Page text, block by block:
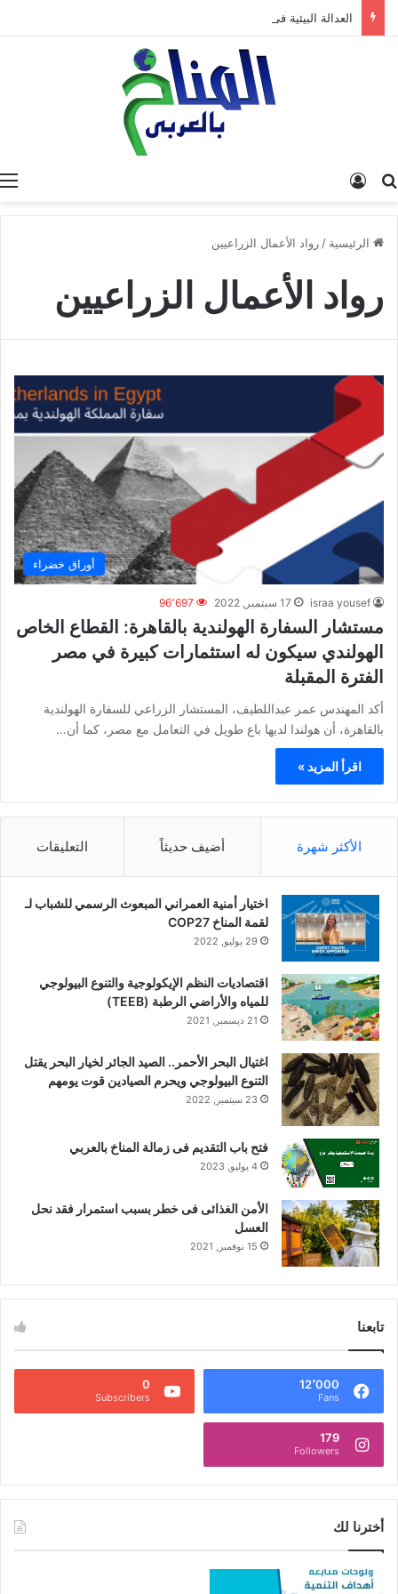
البحث عن
الرئيسية / رواد الأعمال الزراعيين
رواد الأعمال الزراعيين
أوراق خضراء
israa yousef 17 سبتمبر, 2022 96٬697
مستشار السفارة الهولندية بالقاهرة: القطاع الخاص
الهولندي سيكون له استثمارات كبيرة في مصر
الفترة المقبلة
أكد المهندس عمر عبداللطيف، المستشار الزراعي للسفارة الهولندية
بالقاهرة، أن هولندا لديها باع طويل في التعامل مع مصر، كما أن…
اقرأ المزيد »
الأكثر شهرة أضيف حديثاً التعليقات
اختيار أمنية العمراني المبعوث الرسمي للشباب لـ
لقمة المناخ COP27
29 يوليو, 2022
اقتصاديات النظم الإيكولوجية والتنوع البيولوجي
للمياه والأراضي الرطبة (TEEB)
21 ديسمبر, 2021
اغتيال البحر الأحمر.. الصيد الجائر لخيار البحر يقتل
التنوع البيولوجي ويحرم الصيادين قوت يومهم
23 سبتمبر, 2022
فتح باب التقديم فى زمالة المناخ بالعربي
4 يوليو, 2023
الأمن الغذائى فى خطر بسبب استمرار فقد نحل
العسل
15 نوفمبر, 2021
تابعنا
12٬000
Fans
0
Subscribers
179
Followers
أخترنا لك